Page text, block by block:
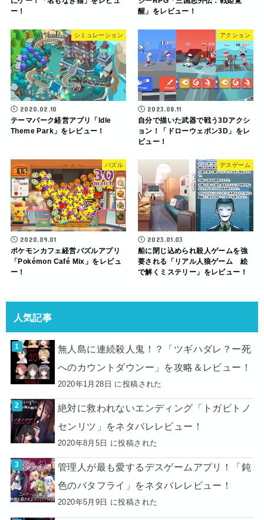
ー！
醒」をレビュー！
シミュレーション
2020.02.10
テーマパーク経営アプリ「ldle
Theme Park」をレビュー！
アクション
2023.08.11
自分で描いた武器で戦う3Dアクシ
ョン！「ドローウェポン3D」をレ
ビュー！
パズル
2020.09.01
ポケモンカフェ経営パズルアプリ
「Pokémon Café Mix」をレビュ
ー！
デスゲーム
2023.01.03
船に閉じ込められ殺人ゲームを強
要される「リアル人狼ゲーム 絵
で解くミステリー」をレビュー！
人気記事
無人島に連続殺人鬼！？「ツギハダレ？ー死
へのカウントダウンー」を攻略＆レビュー！
2020年1月28日 に投稿された
絶対に救われないエンディング「トガビトノ
センリツ」をネタバレレビュー！
2020年8月5日 に投稿された
管理人が最も愛するデスゲームアプリ！「鈍
色のバタフライ」をネタバレレビュー！
2020年5月9日 に投稿された